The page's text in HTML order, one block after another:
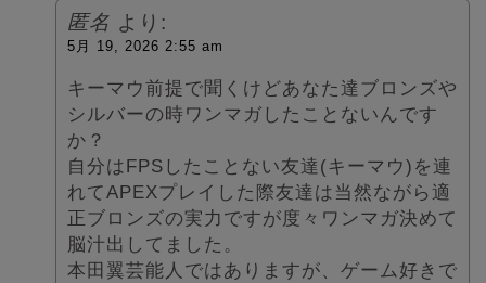
匿名 より:
5月 19, 2026 2:55 am
キーマウ前提で聞くけどあなた達ブロンズや
シルバーの時ワンマガしたことないんです
か？
自分はFPSしたことない友達(キーマウ)を連
れてAPEXプレイした際友達は当然ながら適
正ブロンズの実力ですが度々ワンマガ決めて
脳汁出してました。
本田翼芸能人ではありますが、ゲーム好きで